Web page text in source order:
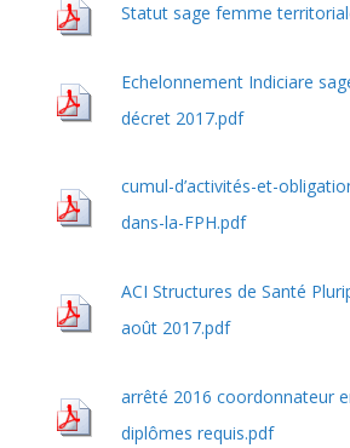
Statut sage femme
Echelonnement Indiciare
décret 2017.pdf
cumul-d’activités-et-
dans-la-FPH.pdf
ACI Structures de Santé
août 2017.pdf
arrêté 2016 coordonnateur
diplômes requis.pdf